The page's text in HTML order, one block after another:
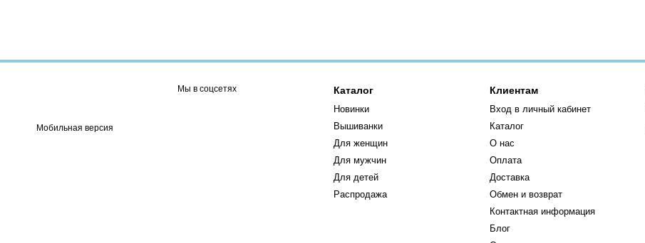
Мобильная версия
Мы в соцсетях Каталог
Новинки
Вышиванки
Для женщин
Для мужчин
Для детей
Распродажа
Клиентам
Вход в личный кабинет
Каталог
О нас
Оплата
Доставка
Обмен и возврат
Контактная информация
Блог